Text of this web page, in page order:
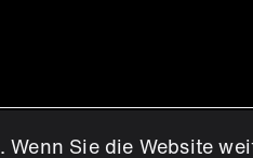
vorbehalten.
Wenn Sie die Website